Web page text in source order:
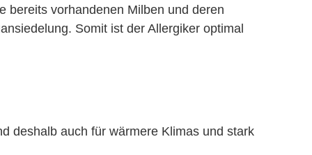
bereits vorhandenen Milben und deren
Somit ist der Allergiker optimal
deshalb auch für wärmere Klimas und stark